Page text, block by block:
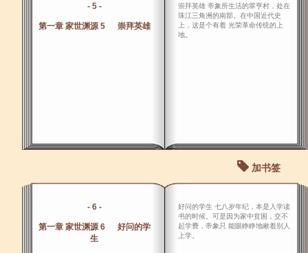
- 5 -
第一章 家世渊源 5 崇拜英雄
崇拜英雄 帝象所生活的翠亨村，处在
珠江三角洲的南部。在中国近代史
上，这是个有着 光荣革命传统的上
地。
加书签
- 6 -
第一章 家世渊源 6 好问的学
生
好问的学生 七八岁年纪，本是入学读
书的时候。可是因为家中贫困，交不
起学费，帝象只 能眼睁睁地瞅着别人
上学。